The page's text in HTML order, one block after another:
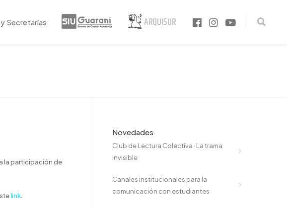
Secretarías
la participación de
link
Novedades
Club de Lectura Colectiva · La trama
invisible
Canales institucionales para la
comunicación con estudiantes